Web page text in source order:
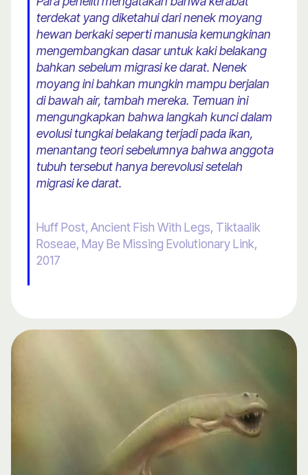
terdekat yang diketahui dari nenek moyang
hewan berkaki seperti manusia kemungkinan
mengembangkan dasar untuk kaki belakang
bahkan sebelum migrasi ke darat. Nenek
moyang ini bahkan mungkin mampu berjalan
di bawah air, tambah mereka. Temuan ini
mengungkapkan bahwa langkah kunci dalam
evolusi tungkai belakang terjadi pada ikan,
menantang teori sebelumnya bahwa anggota
tubuh tersebut hanya berevolusi setelah
migrasi ke darat.
Huff Post, Ancient Fish With Legs, Tiktaalik
Roseae, May Be Missing Evolutionary Link,
2017